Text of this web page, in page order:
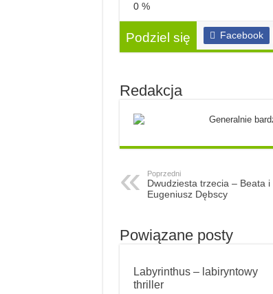
0%
Podziel się Facebook
Redakcja
Generalnie
Poprzedni
Dwudziesta trzecia – Beata i
Eugeniusz Dębscy
Powiązane posty
Labyrinthus – labiryntowy
thriller